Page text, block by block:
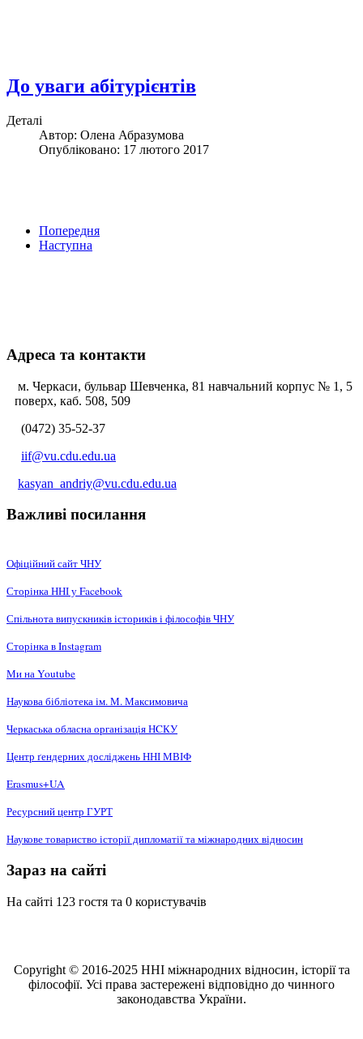
До уваги абітурієнтів
Деталі
Автор: Олена Абразумова
Опубліковано: 17 лютого 2017
Попередня
Наступна
Адреса та контакти
м. Черкаси, бульвар Шевченка, 81 навчальний корпус № 1, 5
поверх, каб. 508, 509
(0472) 35-52-37
iif@vu.cdu.edu.ua
kasyan_andriy@vu.cdu.edu.ua
Важливі посилання
Офіційний сайт ЧНУ
Сторінка ННІ у Facebook
Спільнота випускників істориків і філософів ЧНУ
Сторінка в Instagram
Ми на Youtube
Наукова бібліотека ім. М. Максимовича
Черкаська обласна організація НCКУ
Центр ґендерних досліджень ННІ МВІФ
Erasmus+UA
Ресурсний центр ГУРТ
Наукове товариство історії дипломатії та міжнародних відносин
Зараз на сайті
На сайті 123 гостя та 0 користувачів
Copyright © 2016-2025 ННІ міжнародних відносин, історії та
філософії. Усі права застережені відповідно до чинного
законодавства України.